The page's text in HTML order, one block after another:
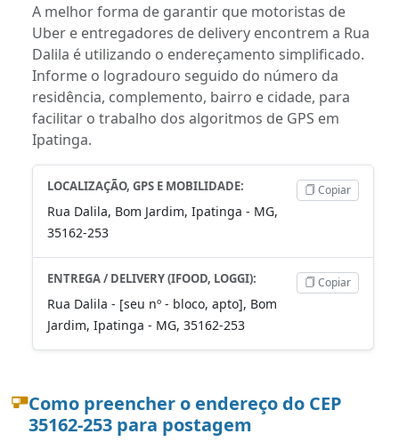
A melhor forma de garantir que motoristas de
Uber e entregadores de delivery encontrem a Rua
Dalila é utilizando o endereçamento simplificado.
Informe o logradouro seguido do número da
residência, complemento, bairro e cidade, para
facilitar o trabalho dos algoritmos de GPS em
Ipatinga.
LOCALIZAÇÃO, GPS E MOBILIDADE:
Rua Dalila, Bom Jardim, Ipatinga - MG,
35162-253
Copiar
ENTREGA / DELIVERY (IFOOD, LOGGI):
Rua Dalila - [seu nº - bloco, apto], Bom
Jardim, Ipatinga - MG, 35162-253
Copiar
Como preencher o endereço do CEP
35162-253 para postagem